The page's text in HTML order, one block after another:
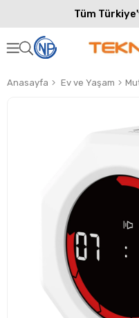
Tüm
Anasayfa Ev ve Yaşam